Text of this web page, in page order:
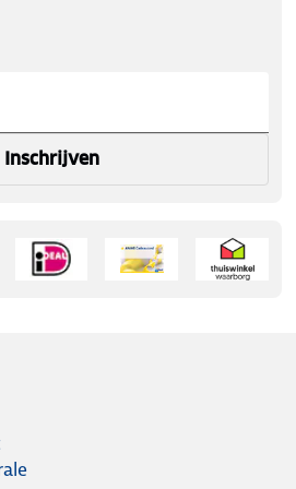
Inschrijven